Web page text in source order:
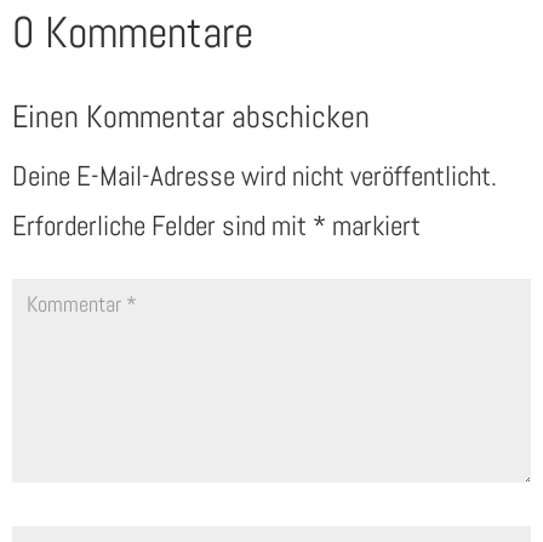
0 Kommentare
Einen Kommentar abschicken
Deine E-Mail-Adresse wird nicht veröffentlicht.
Erforderliche Felder sind mit * markiert